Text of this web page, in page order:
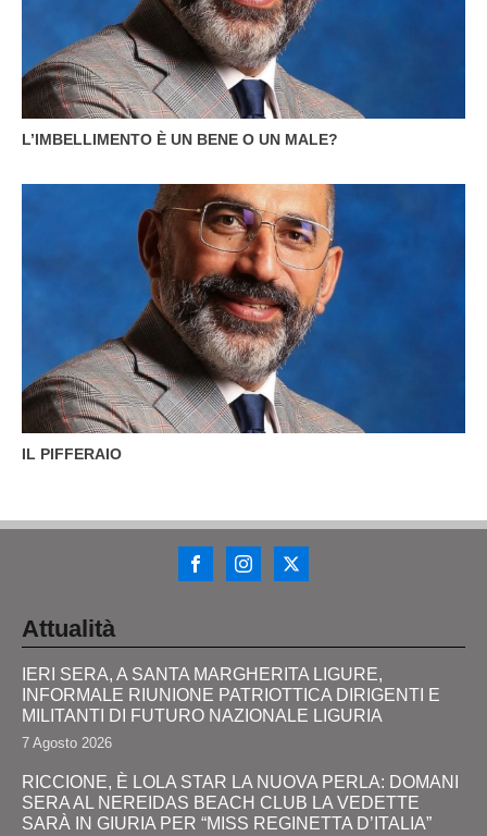
L’IMBELLIMENTO È UN BENE O UN MALE?
IL PIFFERAIO
Attualità
IERI SERA, A SANTA MARGHERITA LIGURE,
INFORMALE RIUNIONE PATRIOTTICA DIRIGENTI E
MILITANTI DI FUTURO NAZIONALE LIGURIA
7 Agosto 2026
RICCIONE, È LOLA STAR LA NUOVA PERLA: DOMANI
SERA AL NEREIDAS BEACH CLUB LA VEDETTE
SARÀ IN GIURIA PER “MISS REGINETTA D’ITALIA”